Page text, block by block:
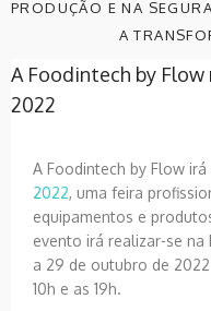
PRODUÇÃO E NA
A
A Foodintech by Flow
2022
A Foodintech by Flow
2022, uma feira
equipamentos e
evento irá realizar-se na
a 29 de outubro de
10h e as 19h.